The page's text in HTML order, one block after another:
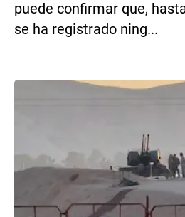
puede confirmar que,
se ha registrado ning...